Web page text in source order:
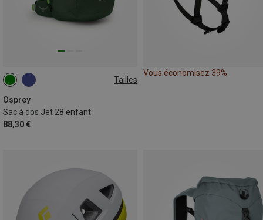
Tailles
Osprey
Sac à dos Jet 28 enfant
88,30 €
28L
Vous économisez 39%